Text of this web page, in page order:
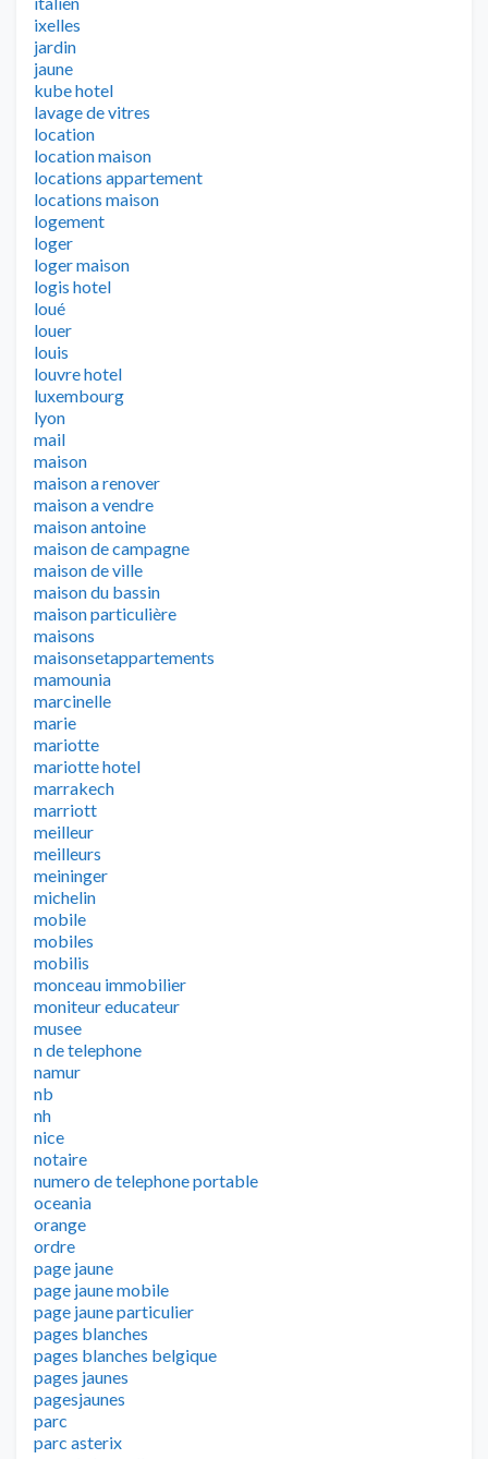
ixelles
jardin
jaune
kube hotel
lavage de vitres
location
location maison
locations appartement
locations maison
logement
loger
loger maison
logis hotel
loué
louer
louis
louvre hotel
luxembourg
lyon
mail
maison
maison a renover
maison a vendre
maison antoine
maison de campagne
maison de ville
maison du bassin
maison particulière
maisons
maisonsetappartements
mamounia
marcinelle
marie
mariotte
mariotte hotel
marrakech
marriott
meilleur
meilleurs
meininger
michelin
mobile
mobiles
mobilis
monceau immobilier
moniteur educateur
musee
n de telephone
namur
nb
nh
nice
notaire
numero de telephone portable
oceania
orange
ordre
page jaune
page jaune mobile
page jaune particulier
pages blanches
pages blanches belgique
pages jaunes
pagesjaunes
parc
parc asterix